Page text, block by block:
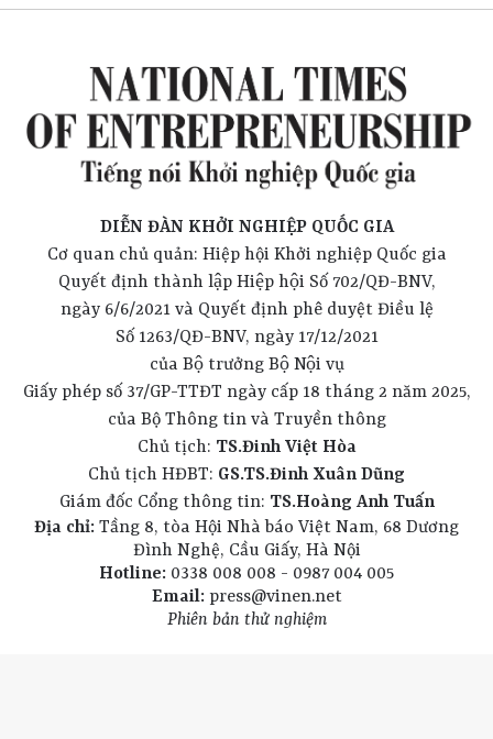
DIỄN ĐÀN KHỞI NGHIỆP QUỐC GIA
Cơ quan chủ quản: Hiệp hội Khởi nghiệp Quốc gia
Quyết định thành lập Hiệp hội Số 702/QĐ-BNV,
ngày 6/6/2021 và Quyết định phê duyệt Điều lệ
Số 1263/QĐ-BNV, ngày 17/12/2021
của Bộ trưởng Bộ Nội vụ
Giấy phép số 37/GP-TTĐT ngày cấp 18 tháng 2 năm 2025,
của Bộ Thông tin và Truyền thông
Chủ tịch: TS.Đinh Việt Hòa
Chủ tịch HĐBT: GS.TS.Đinh Xuân Dũng
Giám đốc Cổng thông tin: TS.Hoàng Anh Tuấn
Địa chỉ: Tầng 8, tòa Hội Nhà báo Việt Nam, 68 Dương
Đình Nghệ, Cầu Giấy, Hà Nội
Hotline: 0338 008 008 - 0987 004 005
Email:press@vinen.net
Phiên bản thử nghiệm